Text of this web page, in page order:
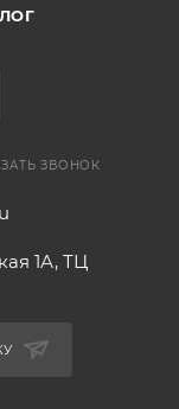
ЗВОНОК
1А, ТЦ